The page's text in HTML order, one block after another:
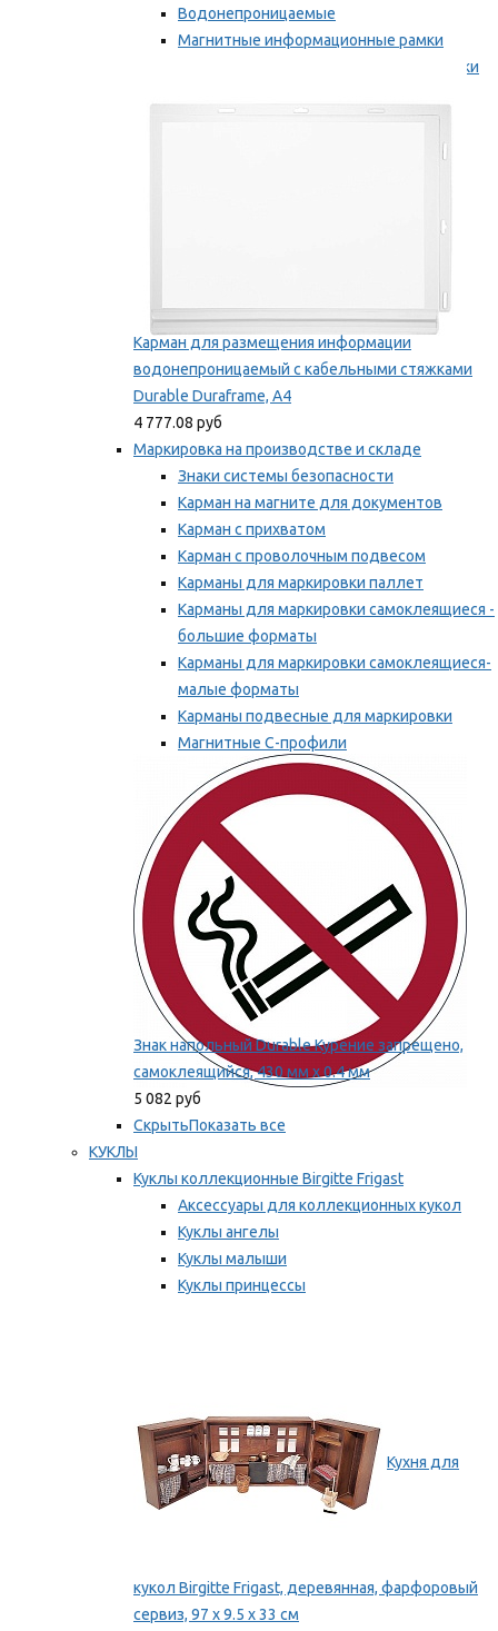
Водонепроницаемые
Магнитные информационные рамки
Самоклеящиеся информационные рамки
Карман для размещения информации
водонепроницаемый с кабельными стяжками
Durable Duraframe, А4
4 777.08 руб
Маркировка на производстве и складе
Знаки системы безопасности
Карман на магните для документов
Карман с прихватом
Карман с проволочным подвесом
Карманы для маркировки паллет
Карманы для маркировки самоклеящиеся -
большие форматы
Карманы для маркировки самоклеящиеся-
малые форматы
Карманы подвесные для маркировки
Магнитные С-профили
Напольная маркировка
Мы рекомендуем
Знак напольный Durable Курение запрещено,
самоклеящийся, 430 мм х 0.4 мм
5 082 руб
СкрытьПоказать все
КУКЛЫ
Куклы коллекционные Birgitte Frigast
Аксессуары для коллекционных кукол
Куклы ангелы
Куклы малыши
Куклы принцессы
Кухня для
кукол Birgitte Frigast, деревянная, фарфоровый
сервиз, 97 x 9.5 x 33 см